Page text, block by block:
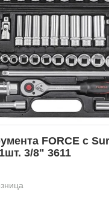
FORCE с
3/8" 3611